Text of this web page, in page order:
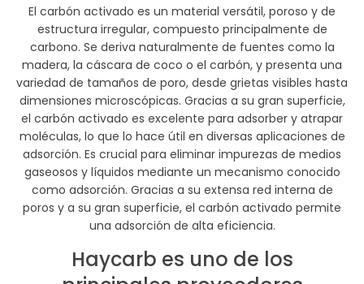
El carbón activado es un material versátil, poroso y de
estructura irregular, compuesto principalmente de
carbono. Se deriva naturalmente de fuentes como la
madera, la cáscara de coco o el carbón, y presenta una
variedad de tamaños de poro, desde grietas visibles hasta
dimensiones microscópicas. Gracias a su gran superficie,
el carbón activado es excelente para adsorber y atrapar
moléculas, lo que lo hace útil en diversas aplicaciones de
adsorción. Es crucial para eliminar impurezas de medios
gaseosos y líquidos mediante un mecanismo conocido
como adsorción. Gracias a su extensa red interna de
poros y a su gran superficie, el carbón activado permite
una adsorción de alta eficiencia.
Haycarb es uno de los